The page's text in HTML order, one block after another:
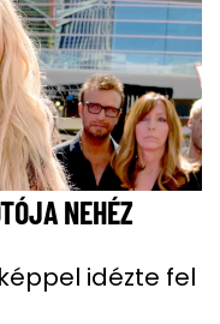
NEHÉZ
idézte fel